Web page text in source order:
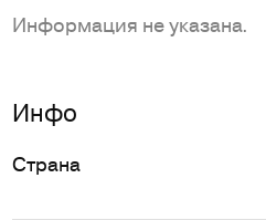
Инфо
Страна
Информация не указана.